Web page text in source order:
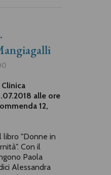
alle ore
12,
libro "Donne in
Con il
Paola
Alessandra